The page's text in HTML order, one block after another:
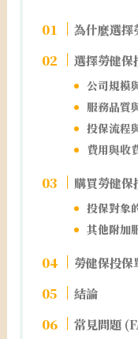
為什麼選擇
選擇勞健保
公司規模
服務品質
投保流程
費用與收
購買勞健保
投保對象
其他附加
勞健保投保
結論
常見問題